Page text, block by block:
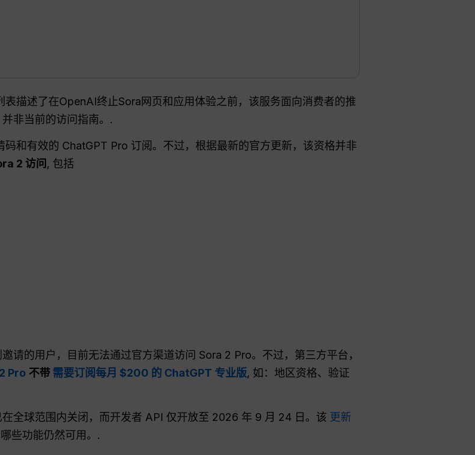
表描述了在OpenAI终止Sora网页和应用体验之前，该服务面向消费者的推
非当前的访问指南。.
码和有效的 ChatGPT Pro 订阅。不过，根据最新的官方更新，该资格并非
2 访问 , 包括
请的用户，目前无法通过官方渠道访问 Sora 2 Pro。不过，第三方平台，
Pro 不带 需要订阅每月 $200 的 ChatGPT 专业版, 如：地区资格、验证
全球范围内关闭，而开发者 API 仅开放至 2026 年 9 月 24 日。该 更新
些功能仍然可用。.